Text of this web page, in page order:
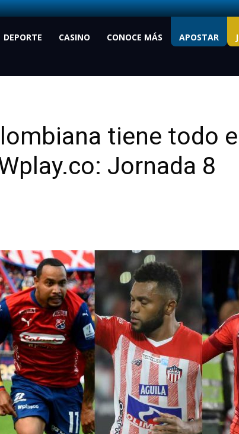
Wplay.co
DEPORTE CASINO CONOCE MÁS APOSTAR
tiene todo el
Jornada 8